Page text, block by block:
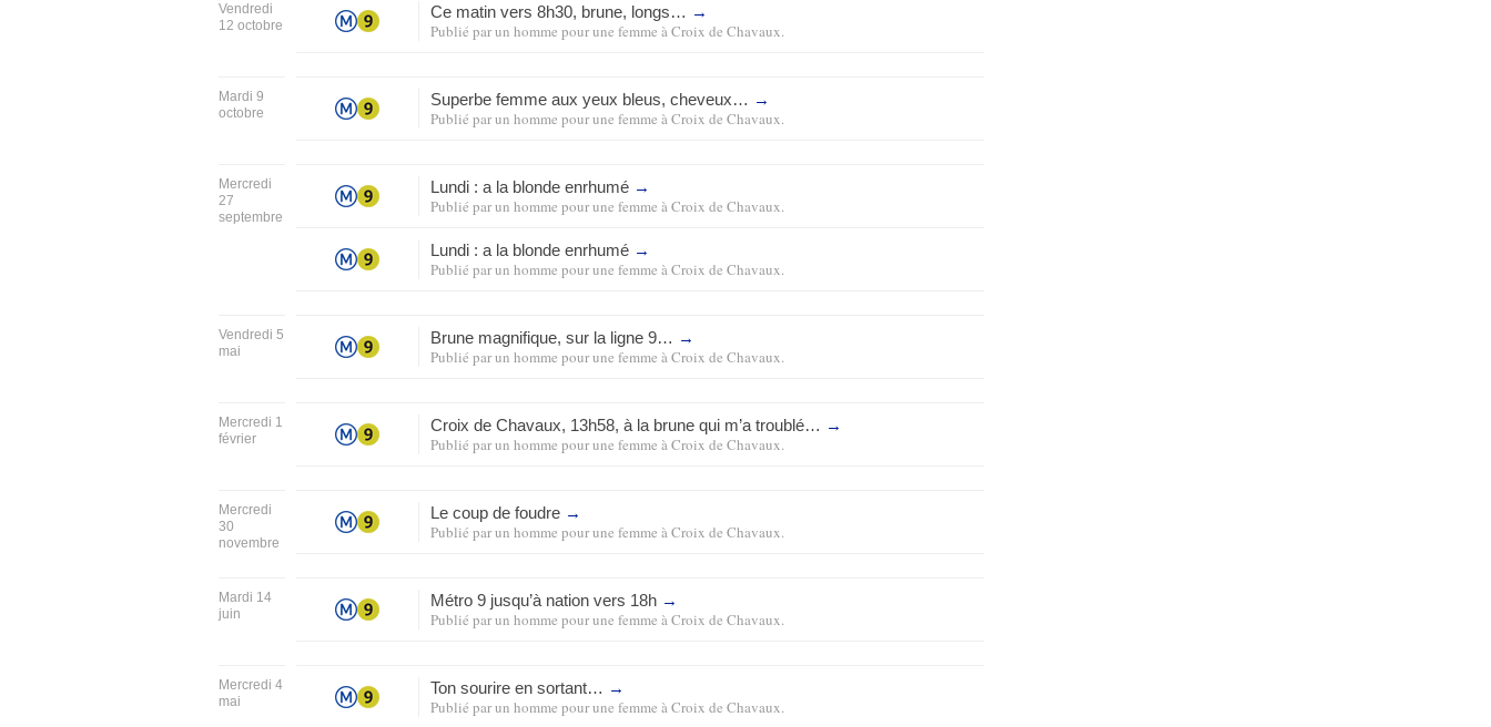
Vendredi
12 octobre
Ce matin vers 8h30, brune, longs… →
Publié parun homme pour une femme àCroix de Chavaux.
Mardi 9
octobre
Superbe femme aux yeux bleus, cheveux… →
Publié parun homme pour une femme àCroix de Chavaux.
Mercredi
27
septembre
Lundi : a la blonde enrhumé →
Publié parun homme pour une femme àCroix de Chavaux.
Lundi : a la blonde enrhumé →
Publié parun homme pour une femme àCroix de Chavaux.
Vendredi 5
mai
Brune magnifique, sur la ligne 9… →
Publié parun homme pour une femme àCroix de Chavaux.
Mercredi 1
février
Croix de Chavaux, 13h58, à la brune qui m’a troublé… →
Publié parun homme pour une femme àCroix de Chavaux.
Mercredi
30
novembre
Le coup de foudre →
Publié parun homme pour une femme àCroix de Chavaux.
Mardi 14
juin
Métro 9 jusqu’à nation vers 18h →
Publié parun homme pour une femme àCroix de Chavaux.
Mercredi 4
mai
Ton sourire en sortant… →
Publié parun homme pour une femme àCroix de Chavaux.